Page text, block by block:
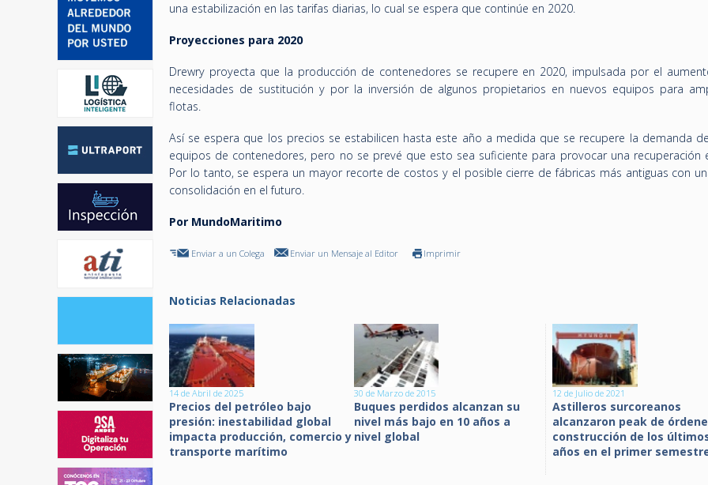
una estabilización en las tarifas diarias, lo cual se espera que continúe en 2020.
Proyecciones para 2020
Drewry proyecta que la producción de contenedores se recupere en 2020, impulsada por el
necesidades de sustitución y por la inversión de algunos propietarios en nuevos equipos para
flotas.
Así se espera que los precios se estabilicen hasta este año a medida que se recupere la demanda
equipos de contenedores, pero no se prevé que esto sea suficiente para provocar una recuperación
Por lo tanto, se espera un mayor recorte de costos y el posible cierre de fábricas más antiguas con
consolidación en el futuro.
Por MundoMaritimo
Enviar a un Colega Enviar un Mensaje al Editor Imprimir
Noticias Relacionadas
14 de Abril de 2025
Precios del petróleo bajo
presión: inestabilidad global
impacta producción, comercio y
transporte marítimo
30 de Marzo de 2015
Buques perdidos alcanzan su
nivel más bajo en 10 años a
nivel global
12 de Julio de 2021
Astilleros surcoreanos
alcanzaron peak de
construcción de los
años en el primer